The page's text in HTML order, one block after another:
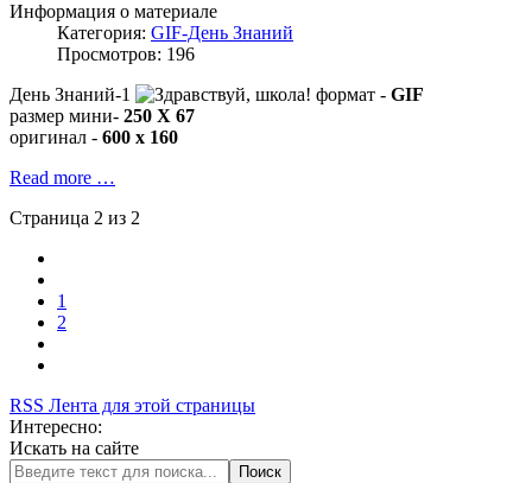
Информация о материале
Категория: GIF-День Знаний
Просмотров: 196
День Знаний-1
формат - GIF
размер мини- 250 X 67
оригинал - 600 x 160
Read more …
Страница 2 из 2
1
2
RSS Лента для этой страницы
Интересно:
Искать на сайте
Поиск